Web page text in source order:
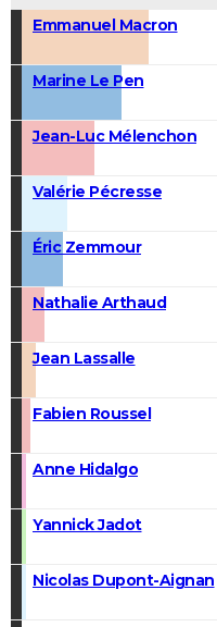
Emmanuel Macron
Marine Le Pen
Jean-Luc Mélenchon
Valérie Pécresse
Éric Zemmour
Nathalie Arthaud
Jean Lassalle
Fabien Roussel
Anne Hidalgo
Yannick Jadot
Nicolas Dupont-Aignan